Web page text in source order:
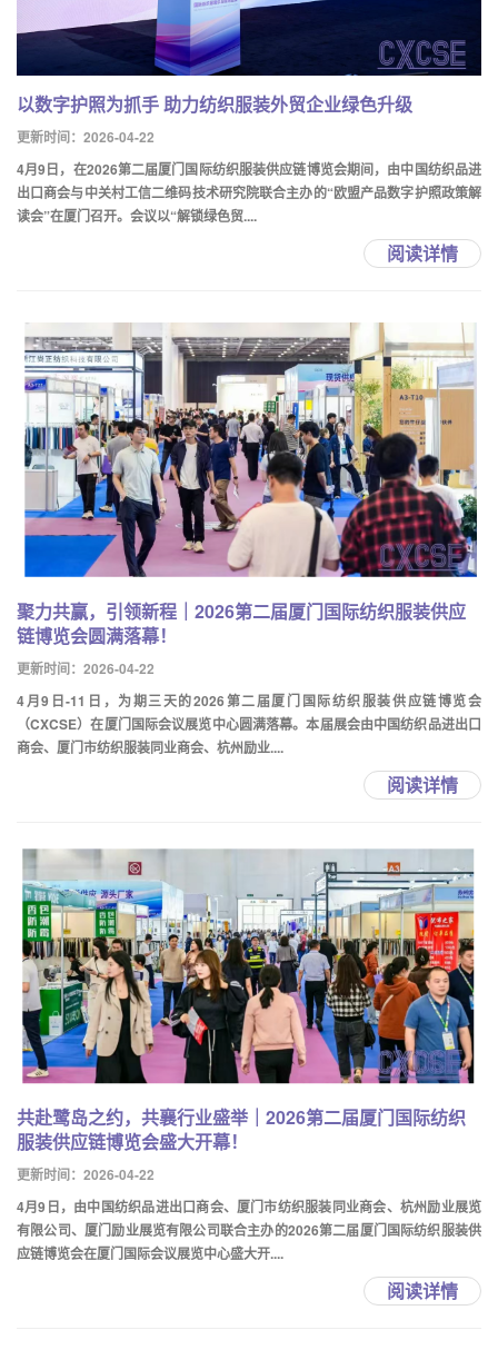
以数字护照为抓手 助力纺织服装外贸企业绿色升级
更新时间：2026-04-22
4月9日，在2026第二届厦门国际纺织服装供应链博览会期间，由中国纺织品进
出口商会与中关村工信二维码技术研究院联合主办的“欧盟产品数字护照政策解
读会”在厦门召开。会议以“解锁绿色贸....
阅读详情
聚力共赢，引领新程｜2026第二届厦门国际纺织服装供应
链博览会圆满落幕！
更新时间：2026-04-22
4月9日-11日，为期三天的2026第二届厦门国际纺织服装供应链博览会
（CXCSE）在厦门国际会议展览中心圆满落幕。本届展会由中国纺织品进出口
商会、厦门市纺织服装同业商会、杭州励业....
阅读详情
共赴鹭岛之约，共襄行业盛举｜2026第二届厦门国际纺织
服装供应链博览会盛大开幕！
更新时间：2026-04-22
4月9日，由中国纺织品进出口商会、厦门市纺织服装同业商会、杭州励业展览
有限公司、厦门励业展览有限公司联合主办的2026第二届厦门国际纺织服装供
应链博览会在厦门国际会议展览中心盛大开....
阅读详情